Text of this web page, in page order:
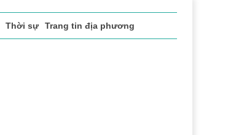
Thời sự Trang tin địa phương